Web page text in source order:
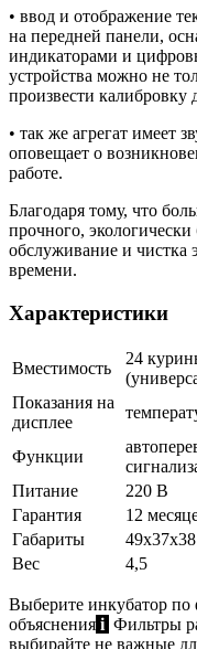
• ввод и отображение
на передней панели,
индикаторами и
устройства можно не
произвести калибровку
• так же агрегат имеет
оповещает о
работе.
Благодаря тому, что
прочного, экологически
обслуживание и чистка
времени.
Характеристики
Вместимость
24
Показания на
дисплее
Функции
Питание
220 В
Гарантия
12
Габариты
49x37x38
Вес
4,5
Выберите инкубатор по
объяснения i Фильтры
выбирайте не важные